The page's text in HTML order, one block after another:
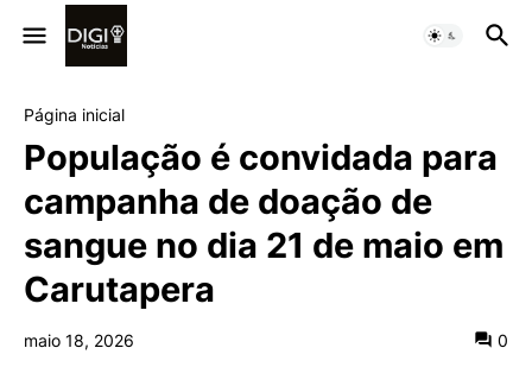
Página inicial
População é convidada para
campanha de doação de
sangue no dia 21 de maio em
Carutapera
maio 18, 2026 0